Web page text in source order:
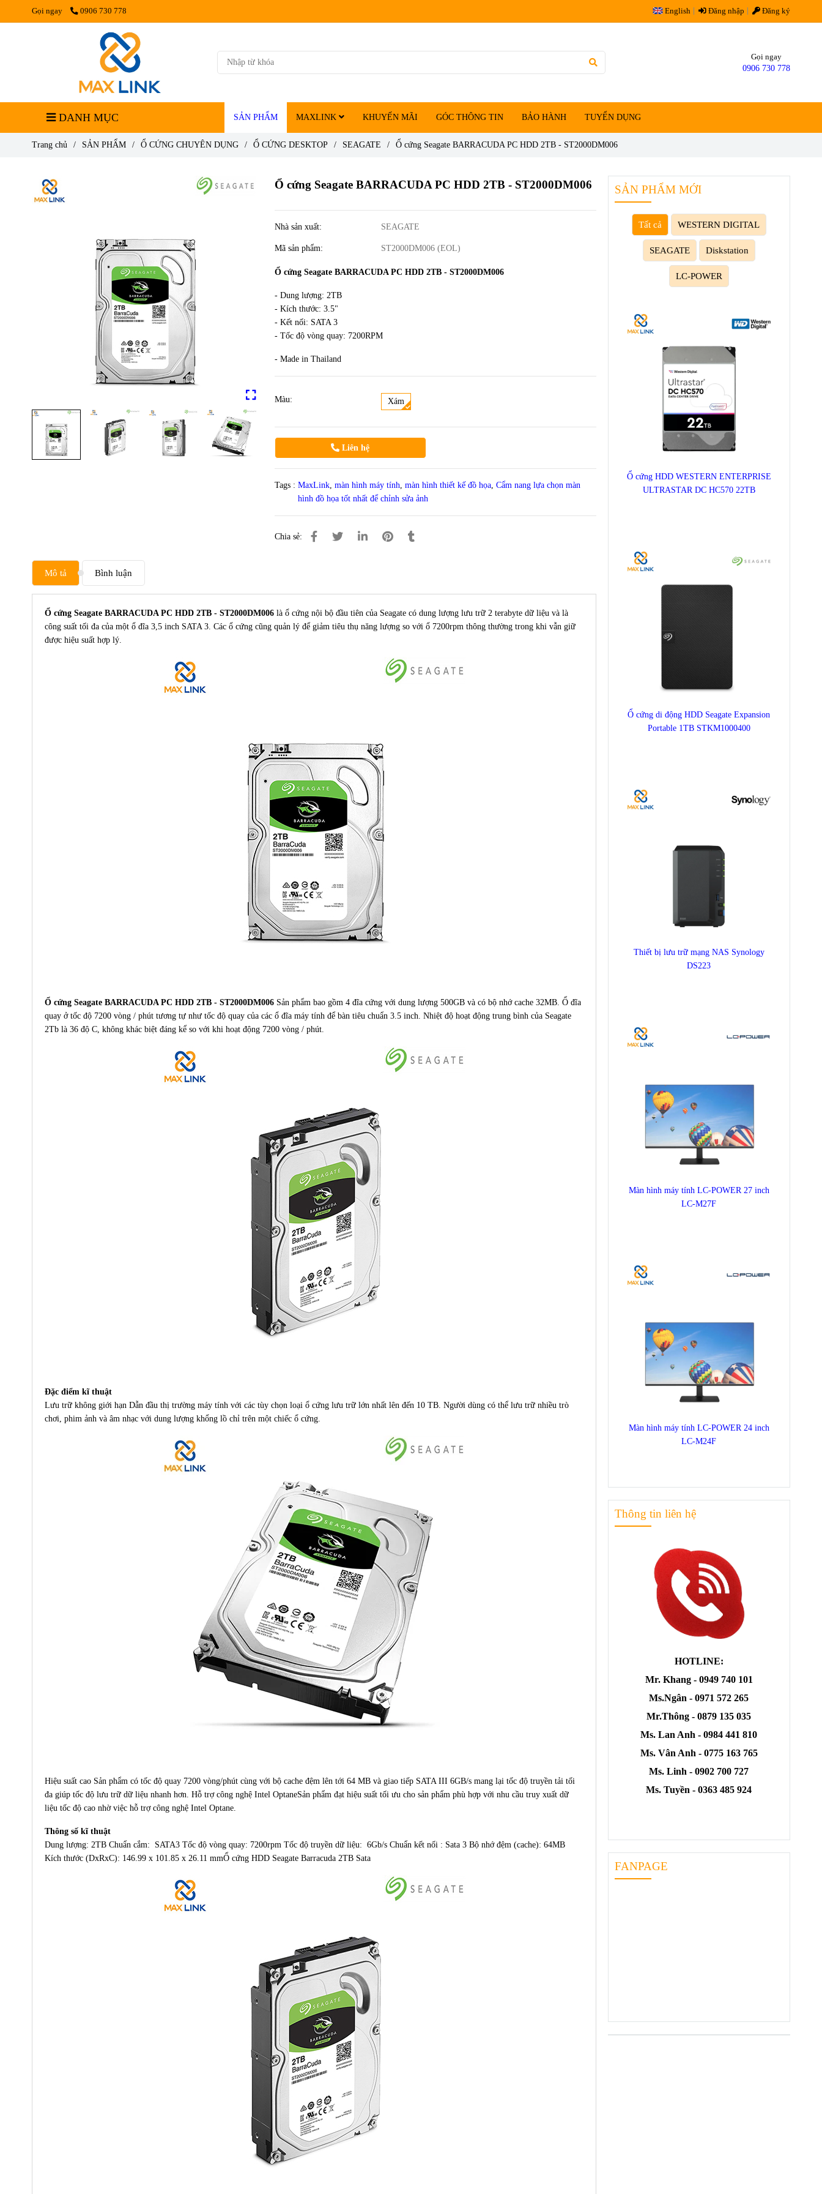
Gọi ngay 0906 730 778 English Đăng nhập Đăng ký
Gọi ngay
0906 730 778
DANH MỤC SẢN PHẨM MAXLINK KHUYẾN MÃI GÓC THÔNG TIN BẢO HÀNH TUYỂN DỤNG
Trang chủ / SẢN PHẨM / Ổ CỨNG CHUYÊN DỤNG / Ổ CỨNG DESKTOP / SEAGATE / Ổ cứng Seagate BARRACUDA PC HDD 2TB - ST2000DM006
Ổ cứng Seagate BARRACUDA PC HDD 2TB - ST2000DM006
Nhà sản xuất: SEAGATE
Mã sản phẩm: ST2000DM006 (EOL)
Ổ cứng Seagate BARRACUDA PC HDD 2TB - ST2000DM006
- Dung lượng: 2TB
- Kích thước: 3.5"
- Kết nối: SATA 3
- Tốc độ vòng quay: 7200RPM
- Made in Thailand
Màu: Xám
Liên hệ
Tags : MaxLink, màn hình máy tính màn hình thiết kế đồ họa, Cẩm nang lựa chọn màn
hình đồ họa tốt nhất để chỉnh sửa ảnh
Chia sẻ:
Mô tả Bình luận
Ổ cứng Seagate BARRACUDA PC HDD 2TB - ST2000DM006 là ổ cứng nội bộ đầu tiên của Seagate có dung lượng lưu trữ 2 terabyte dữ liệu và là
công suất tối đa của một ổ đĩa 3,5 inch SATA 3. Các ổ cứng cũng quản lý để giảm tiêu thụ năng lượng so với ổ 7200rpm thông thường trong khi vẫn giữ
được hiệu suất hợp lý.
Ổ cứng Seagate BARRACUDA PC HDD 2TB - ST2000DM006 Sản phẩm bao gồm 4 đĩa cứng với dung lượng 500GB và có bộ nhớ cache 32MB. Ổ đĩa
quay ở tốc độ 7200 vòng / phút tương tự như tốc độ quay của các ổ đĩa máy tính để bàn tiêu chuẩn 3.5 inch. Nhiệt độ hoạt động trung bình của Seagate
2Tb là 36 độ C, không khác biệt đáng kể so với khi hoạt động 7200 vòng / phút.
Đặc điểm kĩ thuật
Lưu trữ không giới hạn Dẫn đầu thị trường máy tính với các tùy chọn loại ổ cứng lưu trữ lớn nhất lên đến 10 TB. Người dùng có thể lưu trữ nhiều trò
chơi, phim ảnh và âm nhạc với dung lượng khổng lồ chỉ trên một chiếc ổ cứng.
Hiệu suất cao Sản phẩm có tốc độ quay 7200 vòng/phút cùng với bộ cache đệm lên tới 64 MB và giao tiếp SATA III 6GB/s mang lại tốc độ truyền tải tối
đa giúp tốc độ lưu trữ dữ liệu nhanh hơn. Hỗ trợ công nghệ Intel OptaneSản phẩm đạt hiệu suất tối ưu cho sản phẩm phù hợp với nhu cầu truy xuất dữ
liệu tốc độ cao nhờ việc hỗ trợ công nghệ Intel Optane.
Thông số kĩ thuật
Dung lượng: 2TB Chuẩn cắm: SATA3 Tốc độ vòng quay: 7200rpm Tốc độ truyền dữ liệu: 6Gb/s Chuẩn kết nối : Sata 3 Bộ nhớ đệm (cache): 64MB
Kích thước (DxRxC): 146.99 x 101.85 x 26.11 mmỔ cứng HDD Seagate Barracuda 2TB Sata
SẢN PHẨM MỚI
Tất cả WESTERN DIGITAL
SEAGATE Diskstation
LC-POWER
Ổ cứng HDD WESTERN ENTERPRISE
ULTRASTAR DC HC570 22TB
Ổ cứng di động HDD Seagate Expansion
Portable 1TB STKM1000400
Thiết bị lưu trữ mạng NAS Synology
DS223
Màn hình máy tính LC-POWER 27 inch
LC-M27F
Màn hình máy tính LC-POWER 24 inch
LC-M24F
Thông tin liên hệ
HOTLINE:
Mr. Khang - 0949 740 101
Ms.Ngân - 0971 572 265
Mr.Thông - 0879 135 035
Ms. Lan Anh - 0984 441 810
Ms. Vân Anh - 0775 163 765
Ms. Linh - 0902 700 727
Ms. Tuyền - 0363 485 924
FANPAGE